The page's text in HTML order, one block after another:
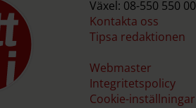
Växel: 08-550 550 00
Kontakta oss
Tipsa redaktionen
Webmaster
Integritetspolicy
Cookie-inställningar